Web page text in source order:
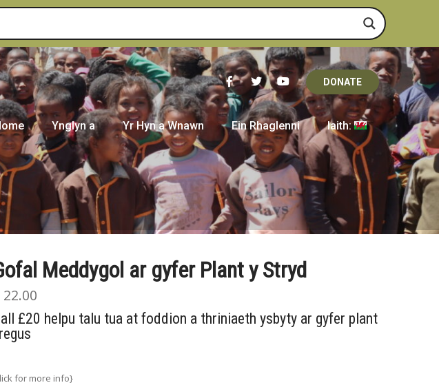
DONATE
Ynglyn a Yr Hyn a Wnawn Ein Rhaglenni Iaith:
Meddygol ar gyfer Plant y Stryd
22.00
£20 helpu talu tua at foddion a thriniaeth ysbyty ar gyfer plant
for more info}